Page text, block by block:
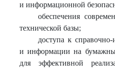
и информационной
обеспечения
технической базы;
доступа к
и информации на
для эффективной